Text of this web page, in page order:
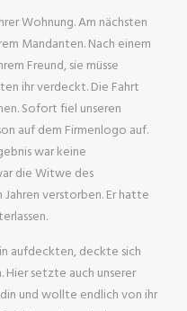
Wohnung. Am nächsten
Mandanten. Nach einem
Freund, sie müsse
ihr verdeckt. Die Fahrt
Sofort fiel unseren
auf dem Firmenlogo auf.
war keine
die Witwe des
Jahren verstorben. Er hatte
aufdeckten, deckte sich
Hier setzte auch unserer
und wollte endlich von ihr